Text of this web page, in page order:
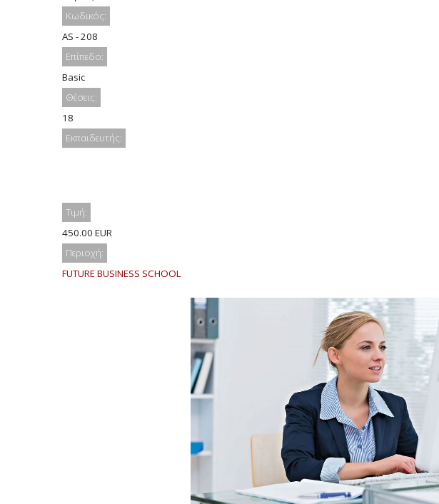
Κωδικός:
AS - 208
Επίπεδο:
Basic
Θέσεις:
18
Εκπαιδευτής:
Τιμή:
450.00 EUR
Περιοχή:
FUTURE BUSINESS SCHOOL